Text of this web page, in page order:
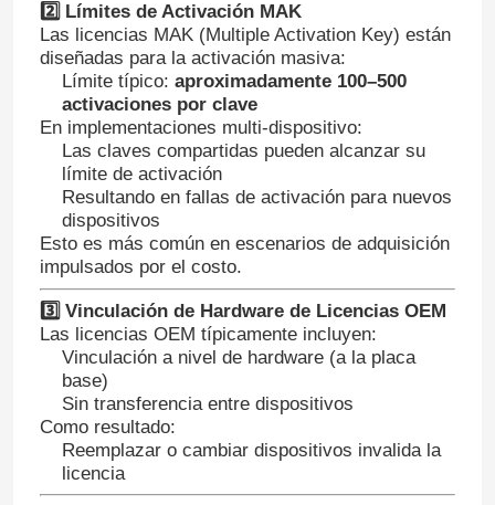
2️⃣ Límites de Activación MAK
Las licencias MAK (Multiple Activation Key) están
diseñadas para la activación masiva:
Límite típico: aproximadamente 100–500
activaciones por clave
En implementaciones multi-dispositivo:
Las claves compartidas pueden alcanzar su
límite de activación
Resultando en fallas de activación para nuevos
dispositivos
Esto es más común en escenarios de adquisición
impulsados por el costo.
3️⃣ Vinculación de Hardware de Licencias OEM
Las licencias OEM típicamente incluyen:
Vinculación a nivel de hardware (a la placa
base)
Sin transferencia entre dispositivos
Como resultado:
Reemplazar o cambiar dispositivos invalida la
licencia